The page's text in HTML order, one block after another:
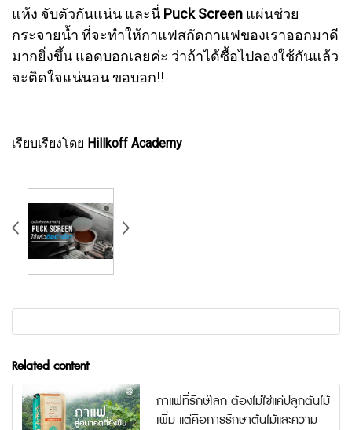
แห้ง จับตัวกันแน่น และนี่ Puck Screen แผ่นช่วย
กระจายน้ำ ที่จะทำให้กาแฟสกัดกาแฟของเราออกมาดี
มากยิ่งขึ้น แอดบอกเลยค่ะ ว่าถ้าได้ซื้อไปลองใช้กันแล้ว
จะติดใจแน่นอน ขอบอก!!
เรียบเรียงโดย Hillkoff Academy
Related content
กาแฟที่รักษ์โลก ต้องไม่ใช่แค่ปลูกต้นไม้
เพิ่ม แต่คือการรักษาต้นไม้และความ